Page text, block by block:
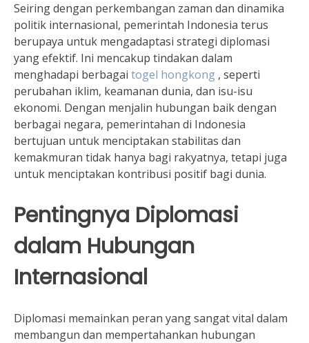
Seiring dengan perkembangan zaman dan dinamika
politik internasional, pemerintah Indonesia terus
berupaya untuk mengadaptasi strategi diplomasi
yang efektif. Ini mencakup tindakan dalam
menghadapi berbagai togel hongkong , seperti
perubahan iklim, keamanan dunia, dan isu-isu
ekonomi. Dengan menjalin hubungan baik dengan
berbagai negara, pemerintahan di Indonesia
bertujuan untuk menciptakan stabilitas dan
kemakmuran tidak hanya bagi rakyatnya, tetapi juga
untuk menciptakan kontribusi positif bagi dunia.
Pentingnya Diplomasi
dalam Hubungan
Internasional
Diplomasi memainkan peran yang sangat vital dalam
membangun dan mempertahankan hubungan